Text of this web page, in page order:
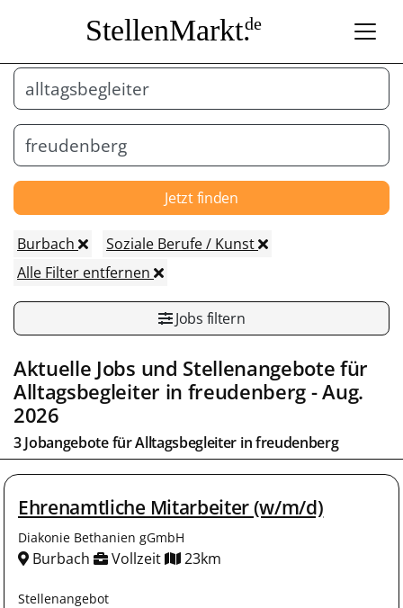
StellenMarkt.de
Jetzt finden
Burbach
Soziale Berufe / Kunst
Alle Filter entfernen
Jobs filtern
Aktuelle Jobs und Stellenangebote für
Alltagsbegleiter in freudenberg- Aug.
2026
3 Jobangebote fürAlltagsbegleiter infreudenberg
Ehrenamtliche Mitarbeiter (w/m/d)
Diakonie Bethanien gGmbH
Burbach Vollzeit 23km
Stellenangebot